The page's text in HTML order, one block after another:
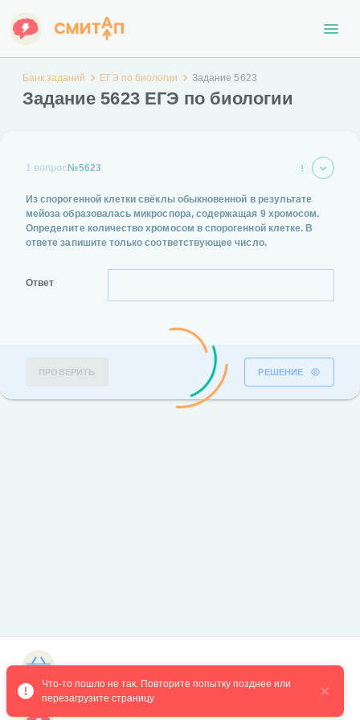
Банк заданий ЕГЭ по биологии Задание 5623
Задание 5623 ЕГЭ по биологии
1 вопрос №5623
Из спорогенной клетки свёклы обыкновенной в результате
мейоза образовалась микроспора, содержащая 9 хромосом.
Определите количество хромосом в спорогенной клетке. В
ответе запишите только соответствующее число.
Ответ
ПРОВЕРИТЬ РЕШЕНИЕ
Что-то пошло не так. Повторите попытку позднее или
перезагрузите страницу